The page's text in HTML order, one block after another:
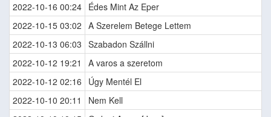
2022-10-16 00:24 Édes Mint Az Eper
2022-10-15 03:02 A Szerelem Betege Lettem
2022-10-13 06:03 Szabadon Szállni
2022-10-12 19:21
A varos a szeretom
2022-10-12 02:16
Úgy Mentél El
2022-10-10 20:11
Nem Kell